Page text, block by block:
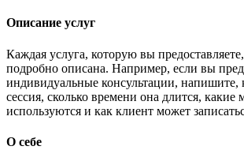
Описание услуг
Каждая услуга, которую вы
подробно описана. Например, если вы
индивидуальные консультации, напишите,
сессия, сколько времени она длится, какие
используются и как клиент может
О себе